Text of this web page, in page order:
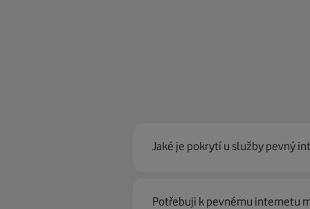
Jaké je pokrytí u služby pevný
Pevný internet můžeme
Potřebuji k pevnému internetu